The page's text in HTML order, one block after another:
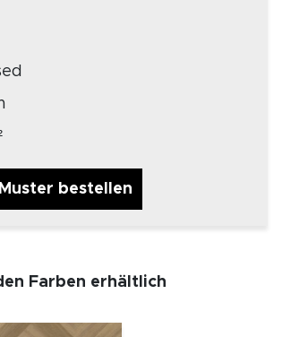
Muster bestellen
Farben erhältlich